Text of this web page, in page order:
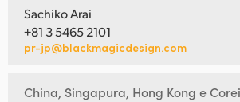
Sachiko Arai
+81 3 5465 2101
pr-jp@blackmagicdesign.com
China, Singapura, Hong Kong e